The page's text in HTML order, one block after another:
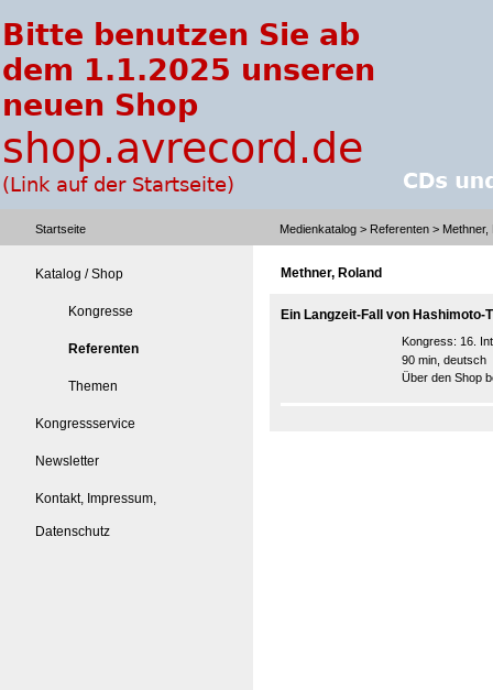
Startseite Medienkatalog > Referenten > Methner,
Katalog / Shop
Kongresse
Referenten
Themen
Kongressservice
Newsletter
Kontakt, Impressum,
Datenschutz
Methner, Roland
Ein Langzeit-Fall von
Kongress: 16.
90 min, deutsch
Über den Shop